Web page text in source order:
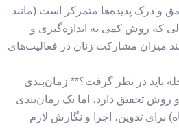
درک پدیده‌ها متمرکز است (مانند
که روش کمی به اندازه‌گیری و
میزان مشارکت زنان در فعالیت‌های
باید در نظر گرفت؟** زمان‌بندی
تحقیق دارد، اما یک زمان‌بندی
(معمولاً ۶ تا ۱۲ ماه) برای تدوین، اجرا و نگارش لازم